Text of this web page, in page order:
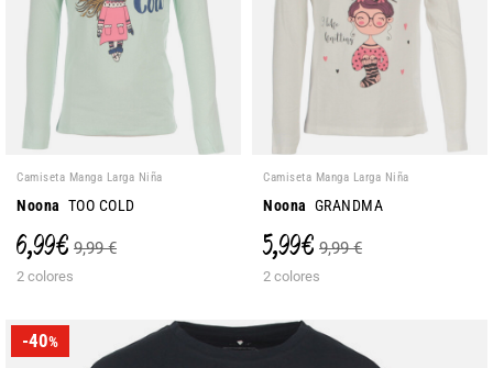
Camiseta Manga Larga Niña
Noona TOO COLD
6,99 € 9,99 €
2 colores
Camiseta Manga Larga Niña
Noona GRANDMA
5,99 € 9,99 €
2 colores
-40%